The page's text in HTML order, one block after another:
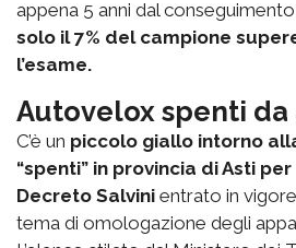
appena 5 anni dal
solo il 7% del campione
l’esame.
Autovelox spenti da
C’è un piccolo giallo intorno
“spenti” in provincia di Asti
Decreto Salvini entrato in
tema di omologazione degli